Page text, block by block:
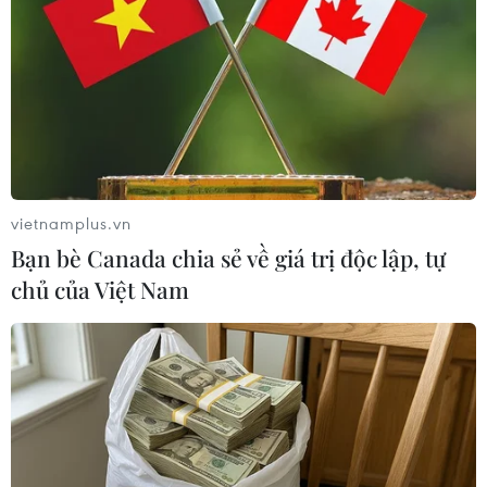
#giá dầu #giá dầu tăng #giá dầu châu Á
Theo dõi VietnamPlus
TIN LIÊN QUAN
vietnamplus.vn
Bạn bè Canada chia sẻ về giá trị độc lập, tự
chủ của Việt Nam